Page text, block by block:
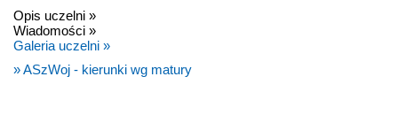
Opis uczelni »
Wiadomości »
Galeria uczelni »
» ASzWoj - kierunki wg matury